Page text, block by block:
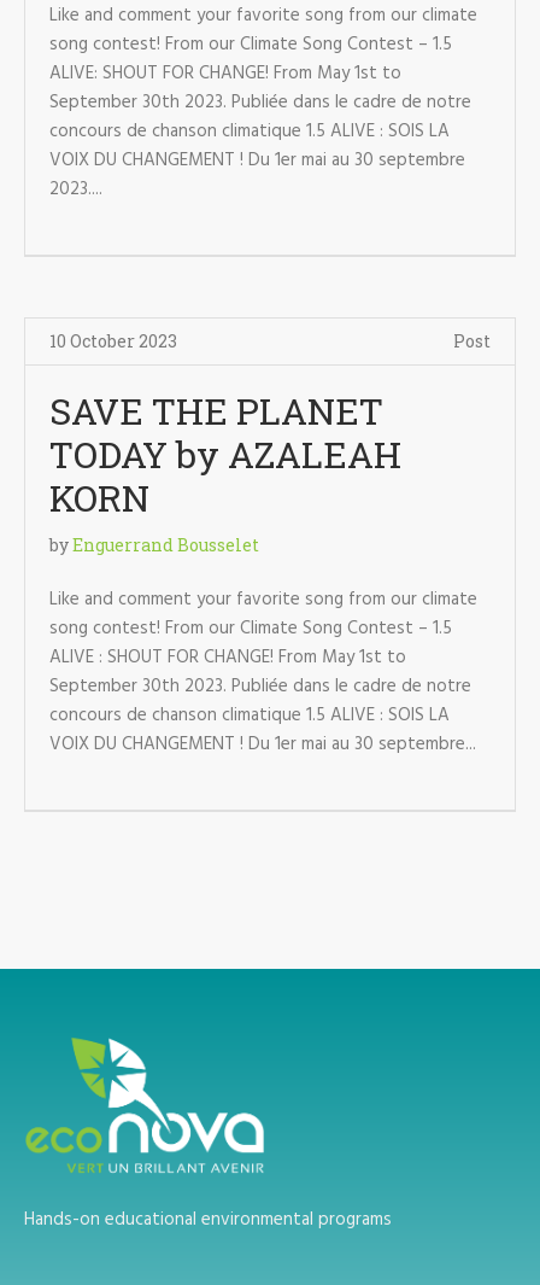
Like and comment your favorite song from our climate
song contest! From our Climate Song Contest – 1.5
ALIVE: SHOUT FOR CHANGE! From May 1st to
September 30th 2023. Publiée dans le cadre de notre
concours de chanson climatique 1.5 ALIVE : SOIS LA
VOIX DU CHANGEMENT ! Du 1er mai au 30 septembre
2023....
10 October 2023 Post
SAVE THE PLANET
TODAY by AZALEAH
KORN
byEnguerrand Bousselet
Like and comment your favorite song from our climate
song contest! From our Climate Song Contest – 1.5
ALIVE : SHOUT FOR CHANGE! From May 1st to
September 30th 2023. Publiée dans le cadre de notre
concours de chanson climatique 1.5 ALIVE : SOIS LA
VOIX DU CHANGEMENT ! Du 1er mai au 30 septembre...
Hands-on educational environmental programs